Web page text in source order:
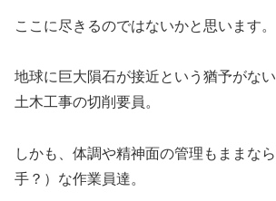
ここに尽きるのではないかと思います。
地球に巨大隕石が接近という猶予がな
土木工事の切削要員。
しかも、体調や精神面の管理もままな
手？）な作業員達。